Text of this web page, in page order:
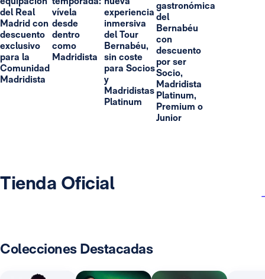
del Real
Madrid con
descuento
exclusivo
para la
Comunidad
Madridista
vívela
desde
dentro
como
Madridista
experiencia
inmersiva
del Tour
Bernabéu,
sin coste
para Socios
y
Madridistas
Platinum
gastronómica
del
Bernabéu
con
descuento
por ser
Socio,
Madridista
Platinum,
Premium o
Junior
Tienda Oficial
Colecciones Destacadas